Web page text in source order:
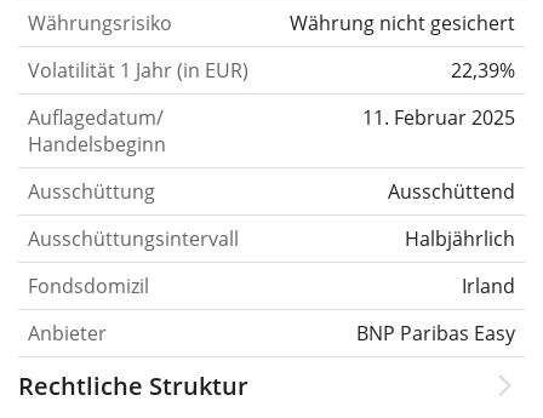
Währungsrisiko
Währung nicht gesichert
Volatilität 1 Jahr (in EUR)
22,39%
Auflagedatum/
Handelsbeginn
11. Februar 2025
Ausschüttung
Ausschüttend
Ausschüttungsintervall
Halbjährlich
Fondsdomizil
Irland
Anbieter
BNP Paribas Easy
Rechtliche Struktur